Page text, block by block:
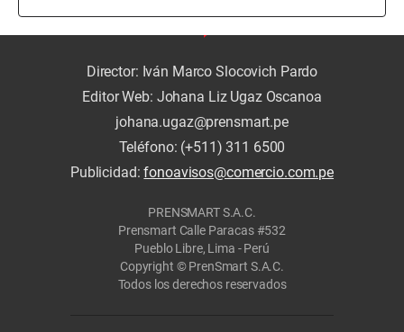
Director: Iván Marco Slocovich Pardo
Editor Web: Johana Liz Ugaz Oscanoa
johana.ugaz@prensmart.pe
Teléfono: (+511) 311 6500
Publicidad:fonoavisos@comercio.com.pe
PRENSMART S.A.C.
Prensmart Calle Paracas #532
Pueblo Libre, Lima - Perú
Copyright © PrenSmart S.A.C.
Todos los derechos reservados